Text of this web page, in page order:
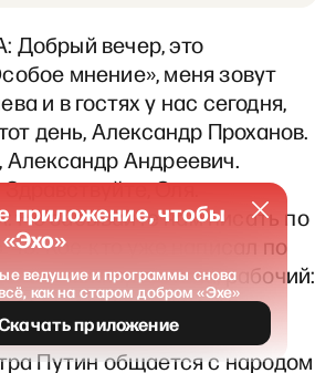
вечер, это
мнение», меня зовут
и в гостях у нас сегодня,
день, Александр Проханов.
Александр Андреевич.
Оля.
забывайте нам писать по
45. Кое-кто уже написал по
из Башкортостана, рабочий:
вы задали нашему
завтра?» - как
Путин общается с народом
приложение, чтобы
ведущие и программы снова
как на старом добром «Эхе»
приложение